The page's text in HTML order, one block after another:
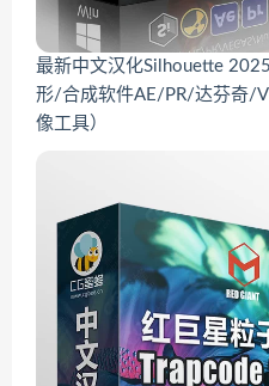
最新中文汉化Silhouette
形/合成软件AE/PR/达芬奇/
像工具）